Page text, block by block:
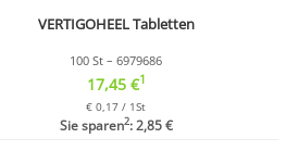
VERTIGOHEEL Tabletten
100 St – 6979686
17,45 €1
€ 0,17 / 1St
Sie sparen2: 2,85 €